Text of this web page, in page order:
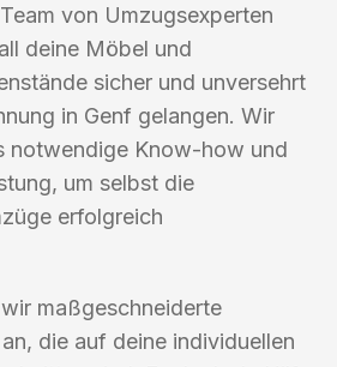
von Umzugsexperten
deine Möbel und
sicher und unversehrt
in Genf gelangen. Wir
notwendige Know-how und
um selbst die
erfolgreich
maßgeschneiderte
die auf deine individuellen